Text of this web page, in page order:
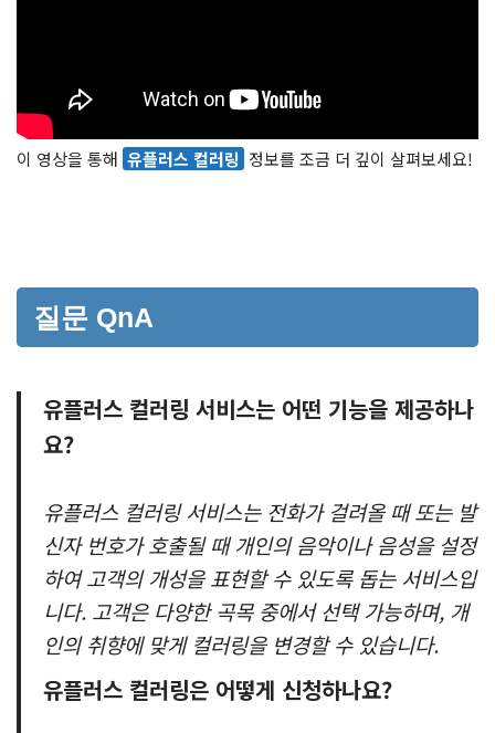
이 영상을 통해 유플러스 컬러링 정보를 조금 더 깊이 살펴보세요!
질문 QnA
유플러스 컬러링 서비스는 어떤 기능을 제공하나
요?
유플러스 컬러링 서비스는 전화가 걸려올 때 또는 발
신자 번호가 호출될 때 개인의 음악이나 음성을 설정
하여 고객의 개성을 표현할 수 있도록 돕는 서비스입
니다. 고객은 다양한 곡목 중에서 선택 가능하며, 개
인의 취향에 맞게 컬러링을 변경할 수 있습니다.
유플러스 컬러링은 어떻게 신청하나요?